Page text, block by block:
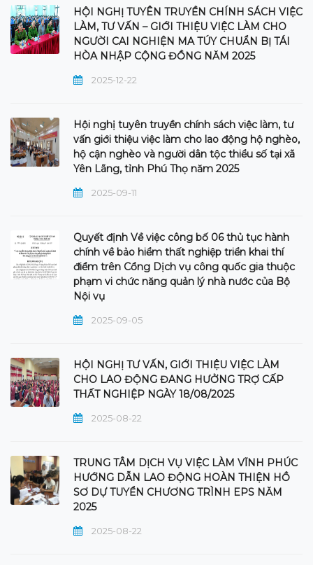
HỘI NGHỊ TUYÊN TRUYỀN CHÍNH SÁCH VIỆC
LÀM, TƯ VẤN – GIỚI THIỆU VIỆC LÀM CHO
NGƯỜI CAI NGHIỆN MA TÚY CHUẨN BỊ TÁI
HÒA NHẬP CỘNG ĐỒNG NĂM 2025
2025-12-22
Hội nghị tuyên truyền chính sách việc làm, tư
vấn giới thiệu việc làm cho lao động hộ nghèo,
hộ cận nghèo và người dân tộc thiểu số tại xã
Yên Lãng, tỉnh Phú Thọ năm 2025
2025-09-11
Quyết định Về việc công bố 06 thủ tục hành
chính về bảo hiểm thất nghiệp triển khai thí
điểm trên Cổng Dịch vụ công quốc gia thuộc
phạm vi chức năng quản lý nhà nước của Bộ
Nội vụ
2025-09-05
HỘI NGHỊ TƯ VẤN, GIỚI THIỆU VIỆC LÀM
CHO LAO ĐỘNG ĐANG HƯỞNG TRỢ CẤP
THẤT NGHIỆP NGÀY 18/08/2025
2025-08-22
TRUNG TÂM DỊCH VỤ VIỆC LÀM VĨNH PHÚC
HƯỚNG DẪN LAO ĐỘNG HOÀN THIỆN HỒ
SƠ DỰ TUYỂN CHƯƠNG TRÌNH EPS NĂM
2025
2025-08-22